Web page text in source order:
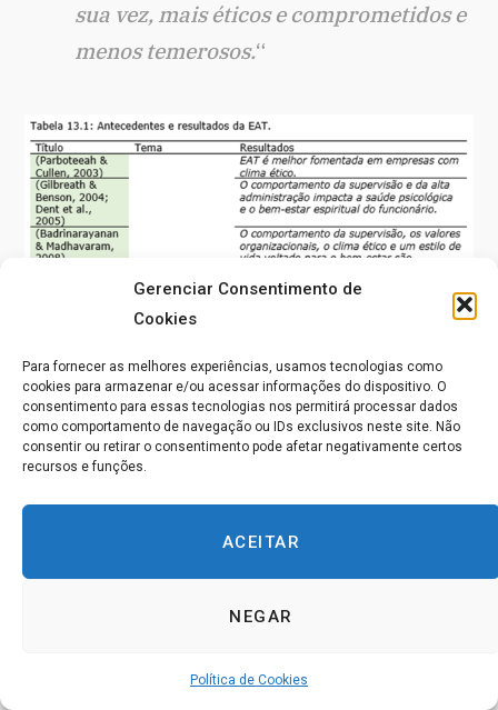
Gerenciar Consentimento de
Cookies
Para fornecer as melhores experiências, usamos tecnologias como
cookies para armazenar e/ou acessar informações do dispositivo. O
consentimento para essas tecnologias nos permitirá processar dados
como comportamento de navegação ou IDs exclusivos neste site. Não
consentir ou retirar o consentimento pode afetar negativamente certos
recursos e funções.
ACEITAR
NEGAR
Política de Cookies
sua vez, mais éticos e comprometidos e
menos temerosos.“